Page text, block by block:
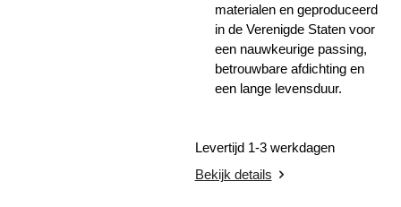
materialen en geproduceerd
in de Verenigde Staten voor
een nauwkeurige passing,
betrouwbare afdichting en
een lange levensduur.
Levertijd 1-3 werkdagen
Bekijk details